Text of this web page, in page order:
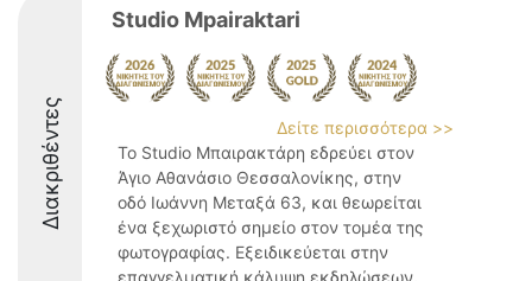
Διακριθέντες
Studio Mpairaktari
Δείτε περισσότερα >>
Το Studio Μπαιρακτάρη εδρεύει στον
Άγιο Αθανάσιο Θεσσαλονίκης, στην
οδό Ιωάννη Μεταξά 63, και θεωρείται
ένα ξεχωριστό σημείο στον τομέα της
φωτογραφίας. Εξειδικεύεται στην
επαγγελματική κάλυψη εκδηλώσεων,